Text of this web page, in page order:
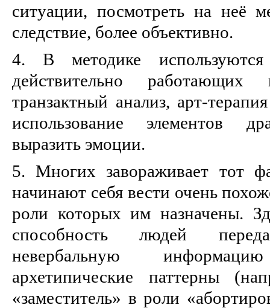
ситуации, посмотреть на неё
следствие, более объективно.
4. В методике
действительно
транзактный анализ, арт-
использование элементов
выразить эмоции.
5. Многих завораживает тот
начинают себя вести очень
роли которых им назначены.
способность людей
невербальную
архетипические паттерны
«заместитель» в роли